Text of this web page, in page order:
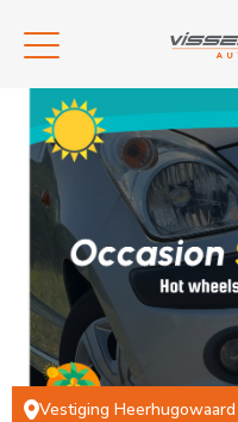
Vestiging Heerhugowaard